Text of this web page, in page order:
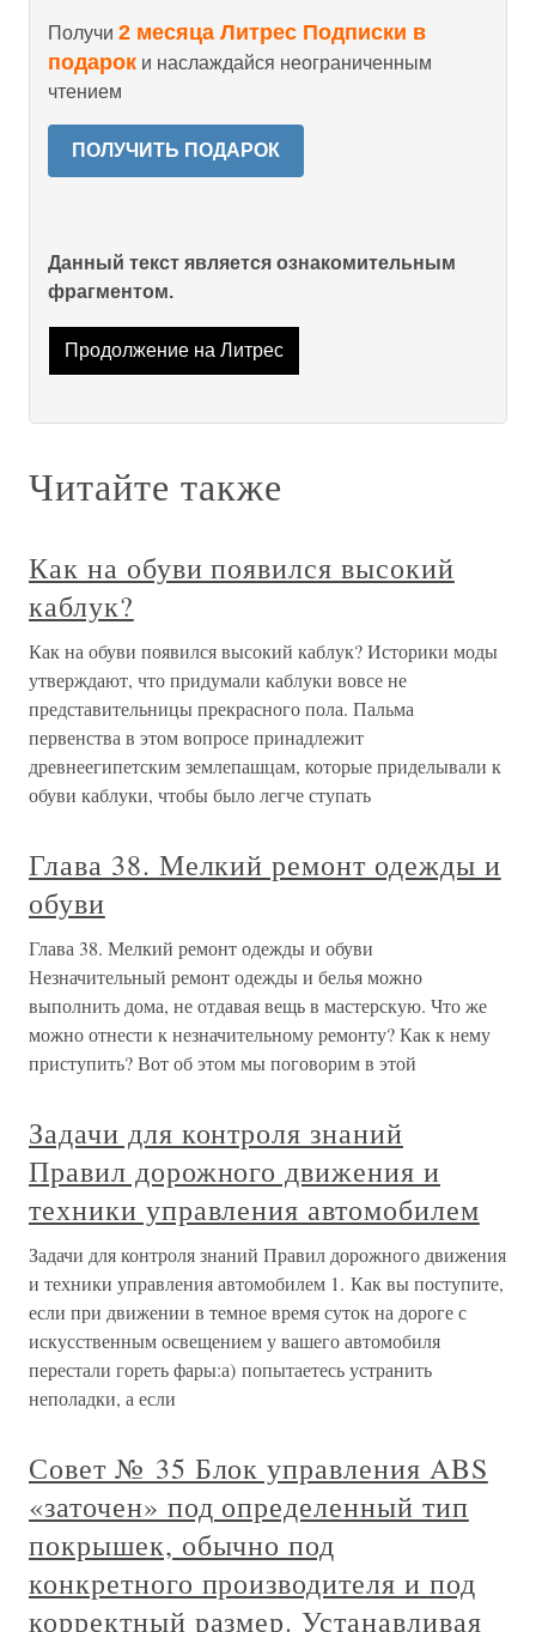
Получи 2 месяца Литрес Подписки в
подарок и наслаждайся неограниченным
чтением
ПОЛУЧИТЬ ПОДАРОК
Данный текст является ознакомительным
фрагментом.
Продолжение на Литрес
Читайте также
Как на обуви появился высокий
каблук?
Как на обуви появился высокий каблук? Историки моды
утверждают, что придумали каблуки вовсе не
представительницы прекрасного пола. Пальма
первенства в этом вопросе принадлежит
древнеегипетским землепашцам, которые приделывали к
обуви каблуки, чтобы было легче ступать
Глава 38. Мелкий ремонт одежды и
обуви
Глава 38. Мелкий ремонт одежды и обуви
Незначительный ремонт одежды и белья можно
выполнить дома, не отдавая вещь в мастерскую. Что же
можно отнести к незначительному ремонту? Как к нему
приступить? Вот об этом мы поговорим в этой
Задачи для контроля знаний
Правил дорожного движения и
техники управления автомобилем
Задачи для контроля знаний Правил дорожного движения
и техники управления автомобилем 1. Как вы поступите,
если при движении в темное время суток на дороге с
искусственным освещением у вашего автомобиля
перестали гореть фары:а) попытаетесь устранить
неполадки, а если
Совет № 35 Блок управления ABS
«заточен» под определенный тип
покрышек, обычно под
конкретного производителя и под
корректный размер. Устанавливая